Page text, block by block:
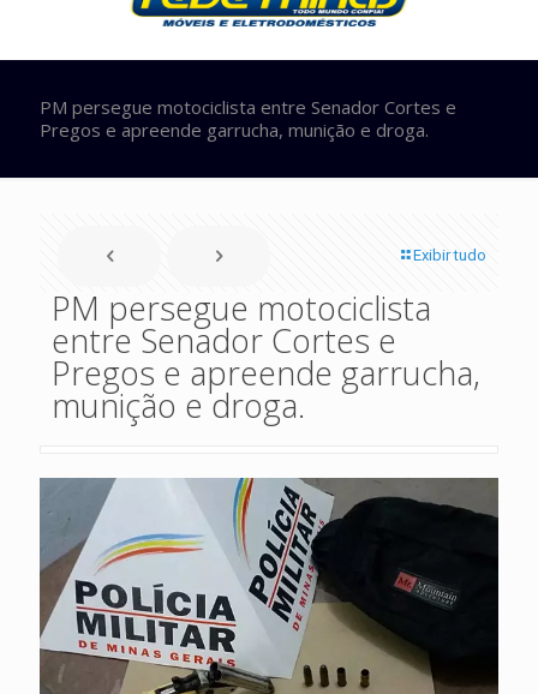
PM persegue motociclista entre Senador Cortes e
Pregos e apreende garrucha, munição e droga.
Exibir tudo
PM persegue motociclista
entre Senador Cortes e
Pregos e apreende garrucha,
munição e droga.